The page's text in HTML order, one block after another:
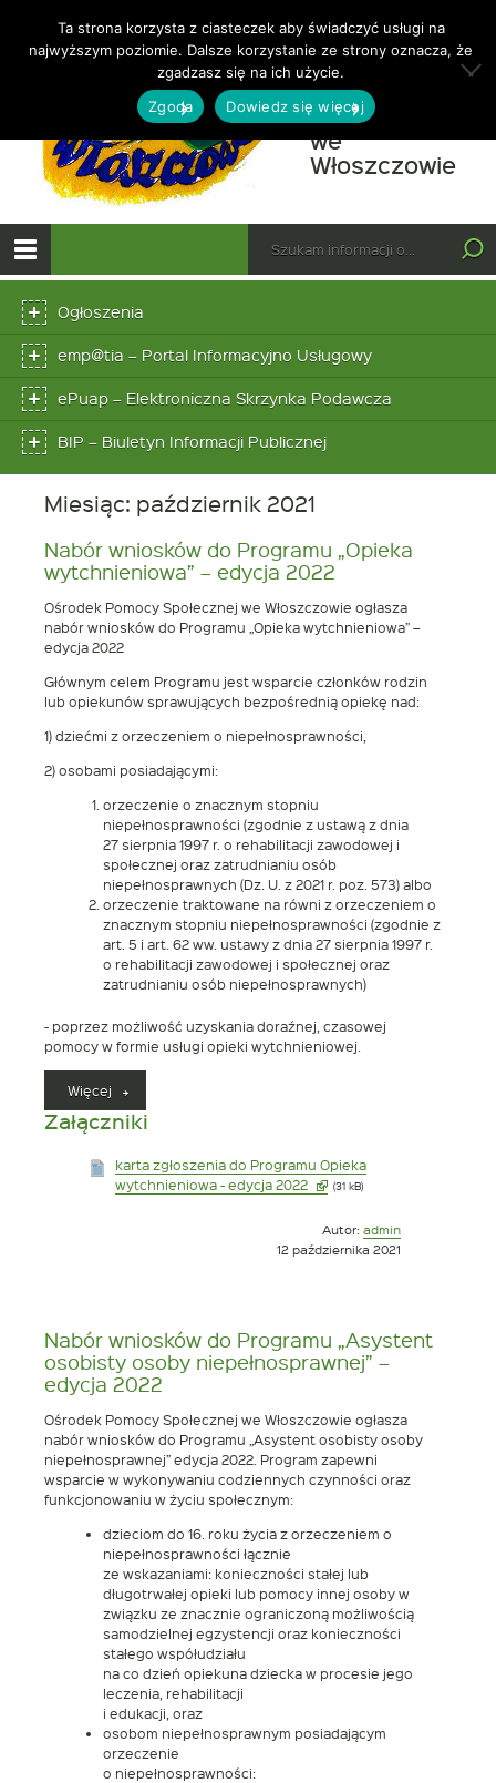
Ośrodek
Pomocy
Społecznej
we
Włoszczowie-
do
–
Górne
Otwórz
menu
główne
wpisz
szukaną
dolneOgłoszenia
emp@tia – Portal Informacyjno UsługowyLink
otwiera
się
ePuap – Elektroniczna Skrzynka Podawcza
otwiera
nowym
BIP – Biuletyn Informacji PublicznejLink
się
oknie
Miesiąc: październik 2021
Nabór wniosków do Programu „Opieka
wytchnieniowa” – edycja 2022
Ośrodek Pomocy Społecznej we Włoszczowie ogłasza
nabór wniosków do Programu „Opieka wytchnieniowa” –
edycja 2022
Głównym celem Programu jest wsparcie członków rodzin
lub opiekunów sprawujących bezpośrednią opiekę nad:
1) dziećmi z orzeczeniem o niepełnosprawności,
2) osobami posiadającymi:
orzeczenie o znacznym stopniu
niepełnosprawności (zgodnie z ustawą z dnia
27 sierpnia 1997 r. o rehabilitacji zawodowej i
społecznej oraz zatrudnianiu osób
niepełnosprawnych (Dz. U. z 2021 r. poz. 573) albo
orzeczenie traktowane na równi z orzeczeniem o
znacznym stopniu niepełnosprawności (zgodnie z
art. 5 i art. 62 ww. ustawy z dnia 27 sierpnia 1997 r.
o rehabilitacji zawodowej i społecznej oraz
zatrudnianiu osób niepełnosprawnych)
‒ poprzez możliwość uzyskania doraźnej, czasowej
pomocy w formie usługi opieki wytchnieniowej.
Więcej „Nabór
wniosków
do
„Opieka
wytchnieniowa”
Załączniki
karta zgłoszenia do Programu Opieka
wytchnieniowa - edycja 2022 Link
się
w
(31 kB)
Autor:adminOpublikowano
12 października 2021
Nabór wniosków do Programu „Asystent
osobisty osoby niepełnosprawnej” –
edycja 2022
Ośrodek Pomocy Społecznej we Włoszczowie ogłasza
nabór wniosków do Programu „Asystent osobisty osoby
niepełnosprawnej” edycja 2022. Program zapewni
wsparcie w wykonywaniu codziennych czynności oraz
funkcjonowaniu w życiu społecznym:
dzieciom do 16. roku życia z orzeczeniem o
niepełnosprawności łącznie
ze wskazaniami: konieczności stałej lub
długotrwałej opieki lub pomocy innej osoby w
związku ze znacznie ograniczoną możliwością
samodzielnej egzystencji oraz konieczności
stałego współudziału
na co dzień opiekuna dziecka w procesie jego
leczenia, rehabilitacji
i edukacji, oraz
osobom niepełnosprawnym posiadającym
orzeczenie
o niepełnosprawności:
Ta strona korzysta z ciasteczek aby świadczyć usługi na
najwyższym poziomie. Dalsze korzystanie ze strony oznacza, że
zgadzasz się na ich użycie.
Zgoda
Dowiedz się więcej